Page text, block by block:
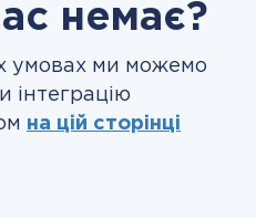
немає?
умовах ми можемо
інтеграцію
на цій сторінці